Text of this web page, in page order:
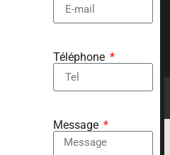
Téléphone
Message